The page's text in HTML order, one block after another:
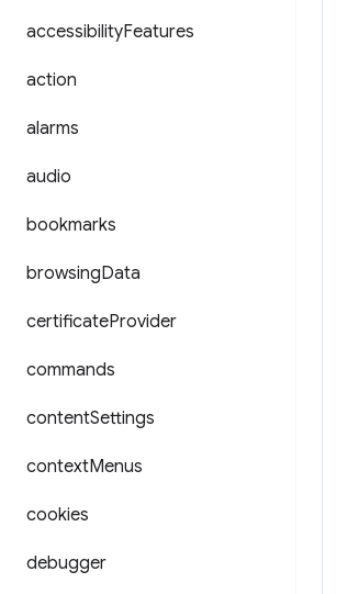
accessibilityFeatures
action
alarms
audio
bookmarks
browsingData
certificateProvider
commands
contentSettings
contextMenus
cookies
debugger